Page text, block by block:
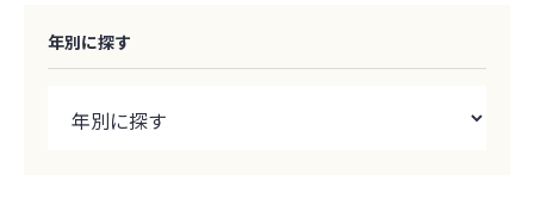
年別に探す